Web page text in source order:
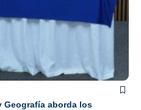
Geografía aborda los